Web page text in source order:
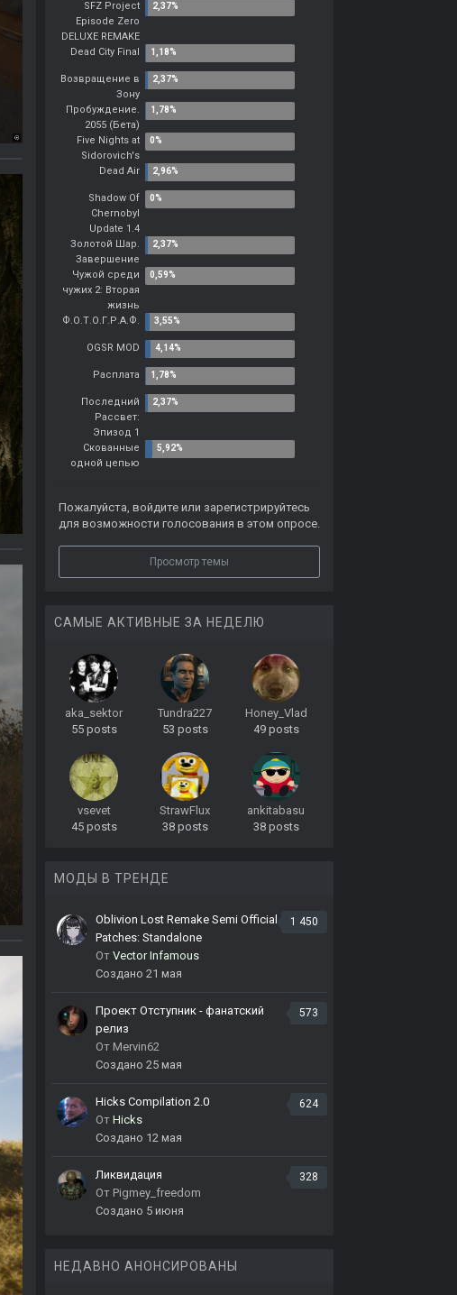
SFZ Project
Episode Zero
DELUXE REMAKE
Dead City Final
Возвращение в
Зону
Пробуждение.
2055 (Бета)
Five Nights at
Sidorovich's
Dead Air
Shadow Of
Chernobyl
Update 1.4
Золотой Шар.
Завершение
Чужой среди
чужих 2: Вторая
жизнь
Ф.О.Т.О.Г.Р.А.Ф.
OGSR MOD
Расплата
Последний
Рассвет:
Эпизод 1
Скованные
одной цепью
Пожалуйста, войдите или зарегистрируйтесь
для возможности голосования в этом опросе.
Просмотр темы
САМЫЕ АКТИВНЫЕ ЗА НЕДЕЛЮ
aka_sektor
55 posts
Tundra227
53 posts
Honey_Vlad
49 posts
vsevet
45 posts
StrawFlux
38 posts
ankitabasu
38 posts
МОДЫ В ТРЕНДЕ
1 450
Oblivion Lost Remake Semi Official
Patches: Standalone
От Vector Infamous
Создано 21 мая
573
Проект Отступник - фанатский
релиз
От Mervin62
Создано 25 мая
624
Hicks Compilation 2.0
От Hicks
Создано 12 мая
328
Ликвидация
От Pigmey_freedom
Создано 5 июня
НЕДАВНО АНОНСИРОВАНЫ